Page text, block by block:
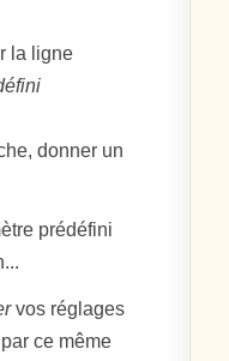
la ligne
donner un
vos réglages
ce même